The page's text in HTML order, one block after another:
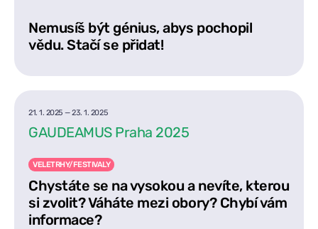
Nemusíš být génius, abys pochopil
vědu. Stačí se přidat!
21. 1. 2025—23. 1. 2025
GAUDEAMUS Praha 2025
VELETRHY/FESTIVALY
Chystáte se na vysokou a nevíte, kterou
si zvolit? Váháte mezi obory? Chybí vám
informace?